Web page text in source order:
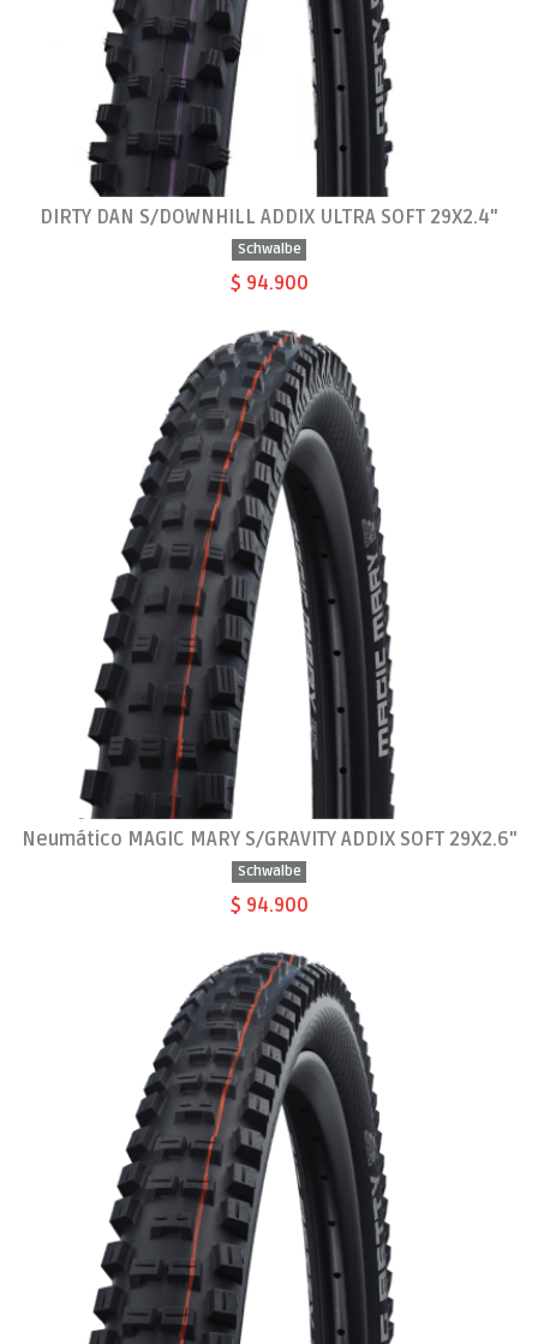
DIRTY DAN S/DOWNHILL ADDIX ULTRA SOFT 29X2.4"
Schwalbe
$ 94.900
Neumático MAGIC MARY S/GRAVITY ADDIX SOFT 29X2.6"
Schwalbe
$ 94.900